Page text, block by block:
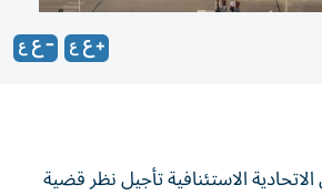
الاستئنافية تأجيل نظر قضية